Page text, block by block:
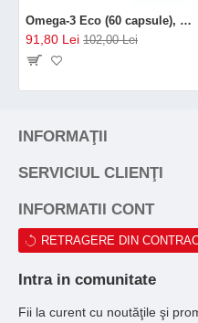
Omega-3 Eco (60 capsule), GAL
91,80 Lei 102,00 Lei
INFORMAŢII
SERVICIUL CLIENŢI
INFORMATII CONT
RETRAGERE DIN
Intra in comunitate
Fii la curent cu noutăţile şi